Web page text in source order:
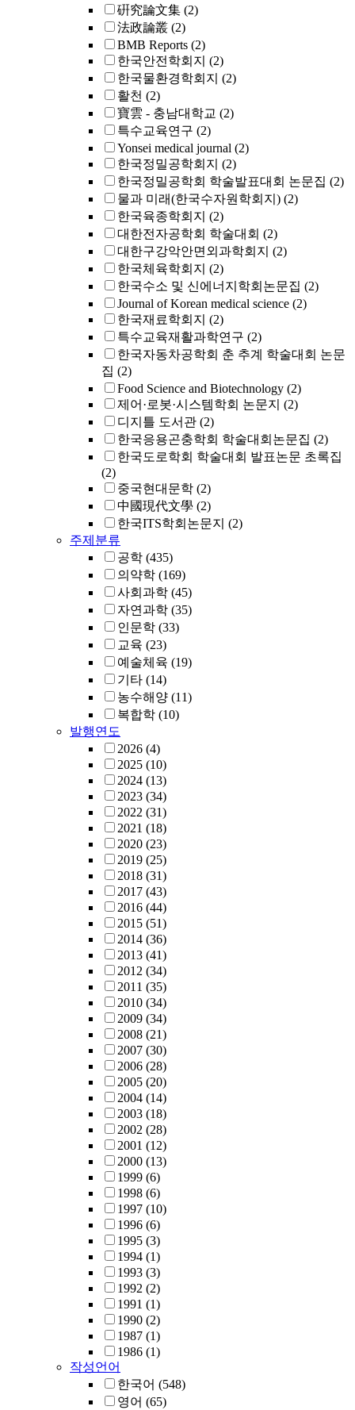
硏究論文集 (2)
法政論叢 (2)
BMB Reports (2)
한국안전학회지 (2)
한국물환경학회지 (2)
활천 (2)
寶雲 - 충남대학교 (2)
특수교육연구 (2)
Yonsei medical journal (2)
한국정밀공학회지 (2)
한국정밀공학회 학술발표대회 논문집 (2)
물과 미래(한국수자원학회지) (2)
한국육종학회지 (2)
대한전자공학회 학술대회 (2)
대한구강악안면외과학회지 (2)
한국체육학회지 (2)
한국수소 및 신에너지학회논문집 (2)
Journal of Korean medical science (2)
한국재료학회지 (2)
특수교육재활과학연구 (2)
한국자동차공학회 춘 추계 학술대회 논문
집 (2)
Food Science and Biotechnology (2)
제어·로봇·시스템학회 논문지 (2)
디지틀 도서관 (2)
한국응용곤충학회 학술대회논문집 (2)
한국도로학회 학술대회 발표논문 초록집
(2)
중국현대문학 (2)
中國現代文學 (2)
한국ITS학회논문지 (2)
주제분류
공학 (435)
의약학 (169)
사회과학 (45)
자연과학 (35)
인문학 (33)
교육 (23)
예술체육 (19)
기타 (14)
농수해양 (11)
복합학 (10)
발행연도
2026 (4)
2025 (10)
2024 (13)
2023 (34)
2022 (31)
2021 (18)
2020 (23)
2019 (25)
2018 (31)
2017 (43)
2016 (44)
2015 (51)
2014 (36)
2013 (41)
2012 (34)
2011 (35)
2010 (34)
2009 (34)
2008 (21)
2007 (30)
2006 (28)
2005 (20)
2004 (14)
2003 (18)
2002 (28)
2001 (12)
2000 (13)
1999 (6)
1998 (6)
1997 (10)
1996 (6)
1995 (3)
1994 (1)
1993 (3)
1992 (2)
1991 (1)
1990 (2)
1987 (1)
1986 (1)
작성언어
한국어 (548)
영어 (65)